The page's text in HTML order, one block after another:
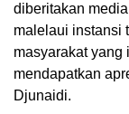
diberitakan
malelaui instansi
masyarakat yang
mendapatkan
Djunaidi.